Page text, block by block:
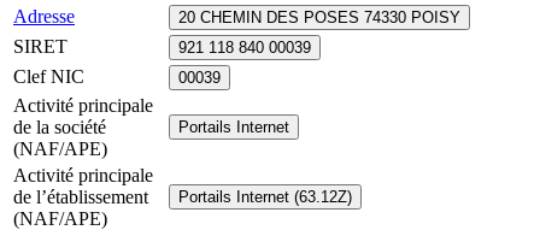
Adresse 20 CHEMIN DES POSES 74330 POISY
SIRET 921 118 840 00039
Clef NIC 00039
Activité principale
de la société
(NAF/APE)
Portails Internet
Activité principale
de l’établissement
(NAF/APE)
Portails Internet (63.12Z)